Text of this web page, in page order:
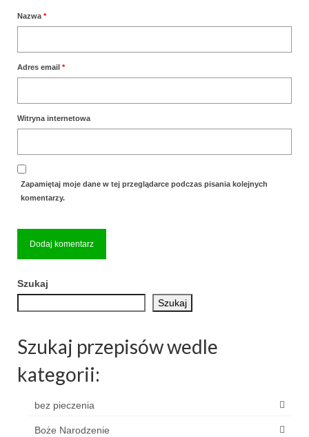
Nazwa *
Adres email *
Witryna internetowa
Zapamiętaj moje dane w tej przeglądarce podczas pisania kolejnych
komentarzy.
Szukaj
Szukaj
Szukaj przepisów wedle
kategorii:
bez pieczenia
Boże Narodzenie